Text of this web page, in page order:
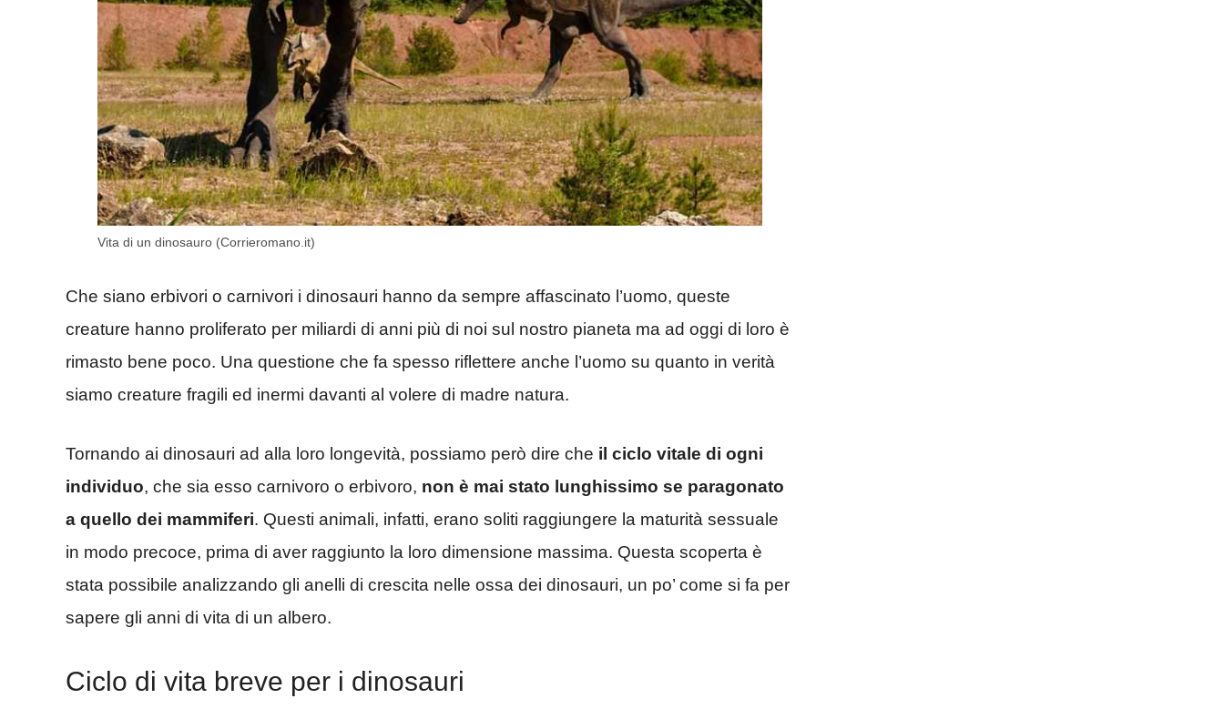
Vita di un dinosauro (Corrieromano.it)
Che siano erbivori o carnivori i dinosauri hanno da sempre affascinato l’uomo, queste
creature hanno proliferato per miliardi di anni più di noi sul nostro pianeta ma ad oggi di loro è
rimasto bene poco. Una questione che fa spesso riflettere anche l’uomo su quanto in verità
siamo creature fragili ed inermi davanti al volere di madre natura.
Tornando ai dinosauri ad alla loro longevità, possiamo però dire che il ciclo vitale di ogni
individuo, che sia esso carnivoro o erbivoro, non è mai stato lunghissimo se paragonato
a quello dei mammiferi. Questi animali, infatti, erano soliti raggiungere la maturità sessuale
in modo precoce, prima di aver raggiunto la loro dimensione massima. Questa scoperta è
stata possibile analizzando gli anelli di crescita nelle ossa dei dinosauri, un po’ come si fa per
sapere gli anni di vita di un albero.
Ciclo di vita breve per i dinosauri